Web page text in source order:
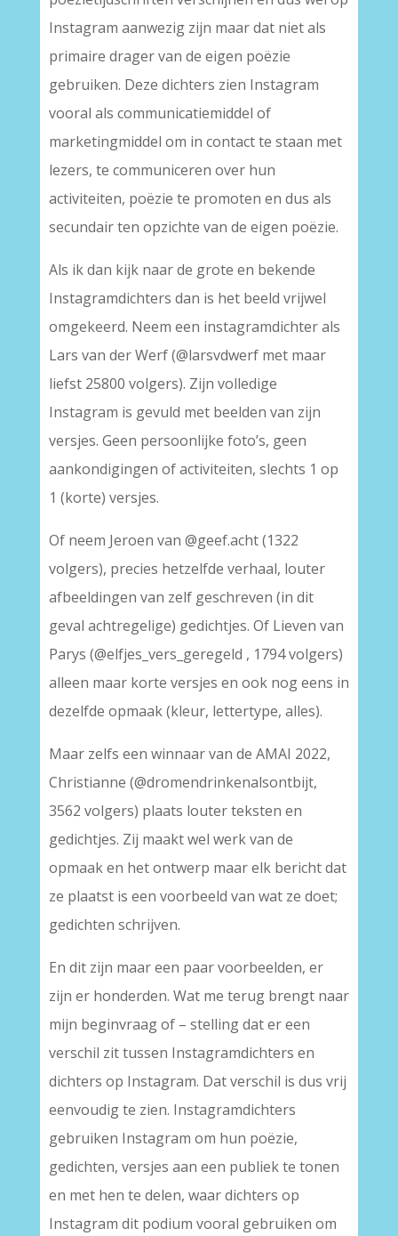
Instagram aanwezig zijn maar dat niet als
primaire drager van de eigen poëzie
gebruiken. Deze dichters zien Instagram
vooral als communicatiemiddel of
marketingmiddel om in contact te staan met
lezers, te communiceren over hun
activiteiten, poëzie te promoten en dus als
secundair ten opzichte van de eigen poëzie.
Als ik dan kijk naar de grote en bekende
Instagramdichters dan is het beeld vrijwel
omgekeerd. Neem een instagramdichter als
Lars van der Werf (@larsvdwerf met maar
liefst 25800 volgers). Zijn volledige
Instagram is gevuld met beelden van zijn
versjes. Geen persoonlijke foto’s, geen
aankondigingen of activiteiten, slechts 1 op
1 (korte) versjes.
Of neem Jeroen van @geef.acht (1322
volgers), precies hetzelfde verhaal, louter
afbeeldingen van zelf geschreven (in dit
geval achtregelige) gedichtjes. Of Lieven van
Parys (@elfjes_vers_geregeld , 1794 volgers)
alleen maar korte versjes en ook nog eens in
dezelfde opmaak (kleur, lettertype, alles).
Maar zelfs een winnaar van de AMAI 2022,
Christianne (@dromendrinkenalsontbijt,
3562 volgers) plaats louter teksten en
gedichtjes. Zij maakt wel werk van de
opmaak en het ontwerp maar elk bericht dat
ze plaatst is een voorbeeld van wat ze doet;
gedichten schrijven.
En dit zijn maar een paar voorbeelden, er
zijn er honderden. Wat me terug brengt naar
mijn beginvraag of – stelling dat er een
verschil zit tussen Instagramdichters en
dichters op Instagram. Dat verschil is dus vrij
eenvoudig te zien. Instagramdichters
gebruiken Instagram om hun poëzie,
gedichten, versjes aan een publiek te tonen
en met hen te delen, waar dichters op
Instagram dit podium vooral gebruiken om